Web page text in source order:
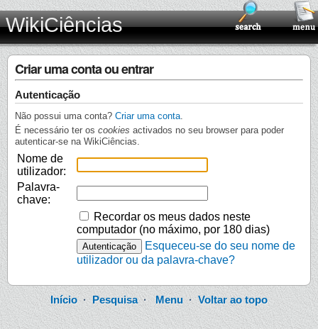
WikiCiências
Criar uma conta ou entrar
Autenticação
Não possui uma conta? Criar uma conta
É necessário ter os cookies activados no seu browser para poder
autenticar-se na WikiCiências.
Nome de
utilizador:
Palavra-
chave:
Recordar os meus dados neste
computador (no máximo, por 180 dias)
Esqueceu-se do seu nome de
utilizador ou da palavra-chave?
Início· Pesquisa·Menu ·Voltar ao topo